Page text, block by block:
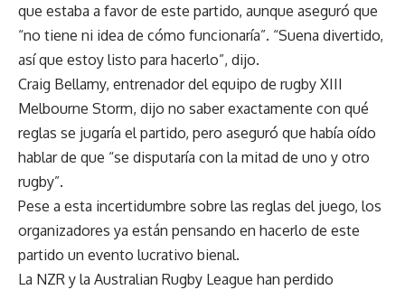
que estaba a favor de este partido, aunque aseguró que
“no tiene ni idea de cómo funcionaría”. “Suena divertido,
así que estoy listo para hacerlo”, dijo.
Craig Bellamy, entrenador del equipo de rugby XIII
Melbourne Storm, dijo no saber exactamente con qué
reglas se jugaría el partido, pero aseguró que había oído
hablar de que “se disputaría con la mitad de uno y otro
rugby”.
Pese a esta incertidumbre sobre las reglas del juego, los
organizadores ya están pensando en hacerlo de este
partido un evento lucrativo bienal.
La NZR y la Australian Rugby League han perdido